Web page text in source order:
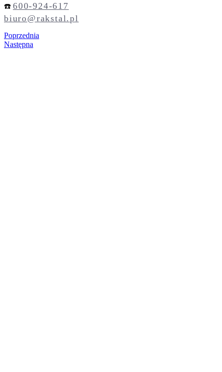
☎️ 600-924-617
biuro@rakstal.pl
Poprzednia
Następna